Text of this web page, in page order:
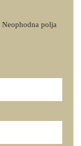
Neophodna polja